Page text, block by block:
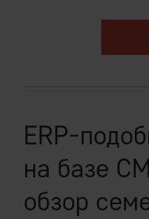
ERP-
на базе
обзор